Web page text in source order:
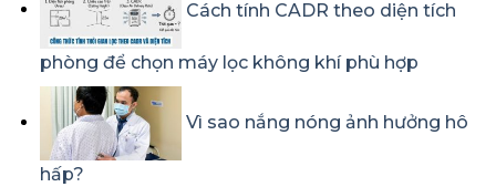
Cách tính CADR theo diện tích
phòng để chọn máy lọc không khí phù hợp
Vì sao nắng nóng ảnh hưởng hô
hấp?